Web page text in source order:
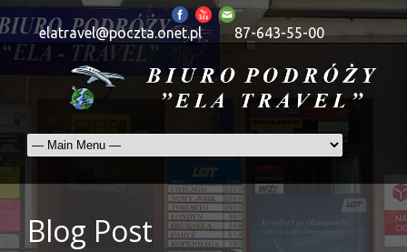
elatravel@poczta.onet.pl 87-643-55-00
Blog Post